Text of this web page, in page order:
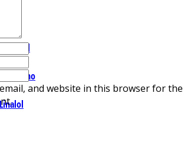
Lemonal
Limoneno
Linalol
and website in this browser for the